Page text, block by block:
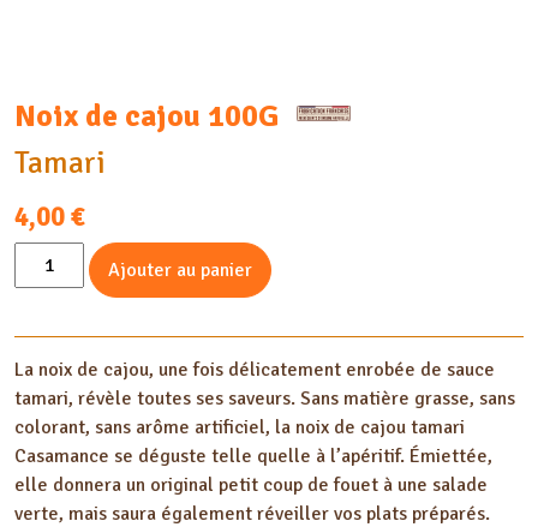
Noix de cajou 100G
Tamari
4,00€
quantité
de
de
cajou
Tamari
100G
Ajouter au panier
La noix de cajou, une fois délicatement enrobée de sauce
tamari, révèle toutes ses saveurs. Sans matière grasse, sans
colorant, sans arôme artificiel, la noix de cajou tamari
Casamance se déguste telle quelle à l’apéritif. Émiettée,
elle donnera un original petit coup de fouet à une salade
verte, mais saura également réveiller vos plats préparés.